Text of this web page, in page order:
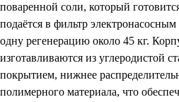
поваренной соли, который
подаётся в фильтр
одну регенерацию около 45 кг.
изготавливаются из углеродистой
покрытием, нижнее
полимерного материала, что